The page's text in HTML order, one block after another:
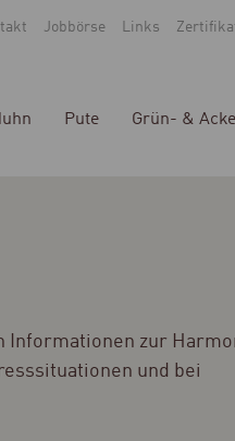
Pute Grün- &
Jobbörse Links
zur
und bei